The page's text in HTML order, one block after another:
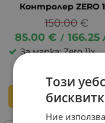
Контролер ZERO
150.00€
85.00 € / 166.25
За марка: Zero 11x
КУПИ
Този
Ние